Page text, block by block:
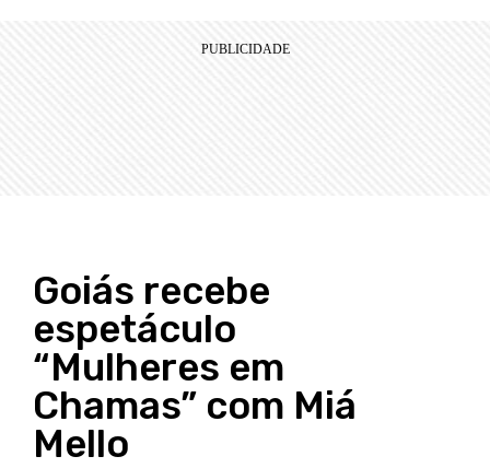
Goiás recebe
espetáculo
“Mulheres em
Chamas” com Miá
Mello